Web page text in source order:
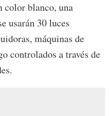
color blanco, una
usarán 30 luces
máquinas de
controlados a través de